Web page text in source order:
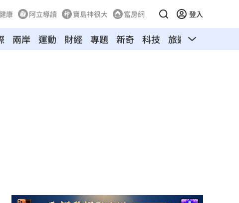
康 阿立導讀 寶島神很大 富房網 登入
兩岸 運動 財經 專題 新奇 科技 旅遊 汽車